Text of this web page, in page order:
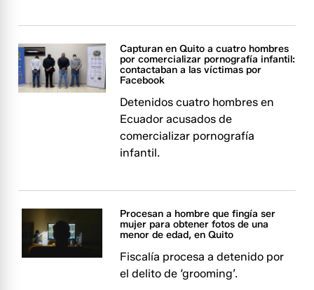
Capturan en Quito a cuatro hombres
por comercializar pornografía infantil:
contactaban a las víctimas por
Facebook
Detenidos cuatro hombres en
Ecuador acusados de
comercializar pornografía
infantil.
Procesan a hombre que fingía ser
mujer para obtener fotos de una
menor de edad, en Quito
Fiscalía procesa a detenido por
el delito de ‘grooming’.